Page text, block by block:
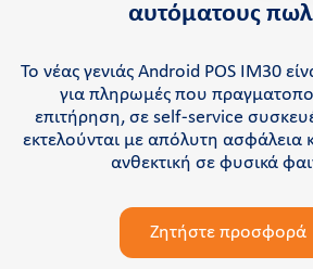
Γραφείο τύπου
Επικοινωνία
Υποστήριξη
Συχνές ερωτήσεις και videos
Cardlink academy
Πληρωμή Cardlink Τιμολογίου
αυτόματους
Το νέας γενιάς Αndroid POS ΙΜ30
για πληρωμές που
επιτήρηση, σε self-service
εκτελούνται με απόλυτη ασφάλεια
ανθεκτική σε φυσικά
Ζητήστε προσφορά